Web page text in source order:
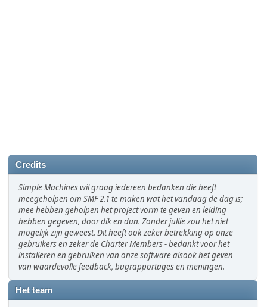
Credits
Simple Machines wil graag iedereen bedanken die heeft
meegeholpen om SMF 2.1 te maken wat het vandaag de dag is;
mee hebben geholpen het project vorm te geven en leiding
hebben gegeven, door dik en dun. Zonder jullie zou het niet
mogelijk zijn geweest. Dit heeft ook zeker betrekking op onze
gebruikers en zeker de Charter Members - bedankt voor het
installeren en gebruiken van onze software alsook het geven
van waardevolle feedback, bugrapportages en meningen.
Het team